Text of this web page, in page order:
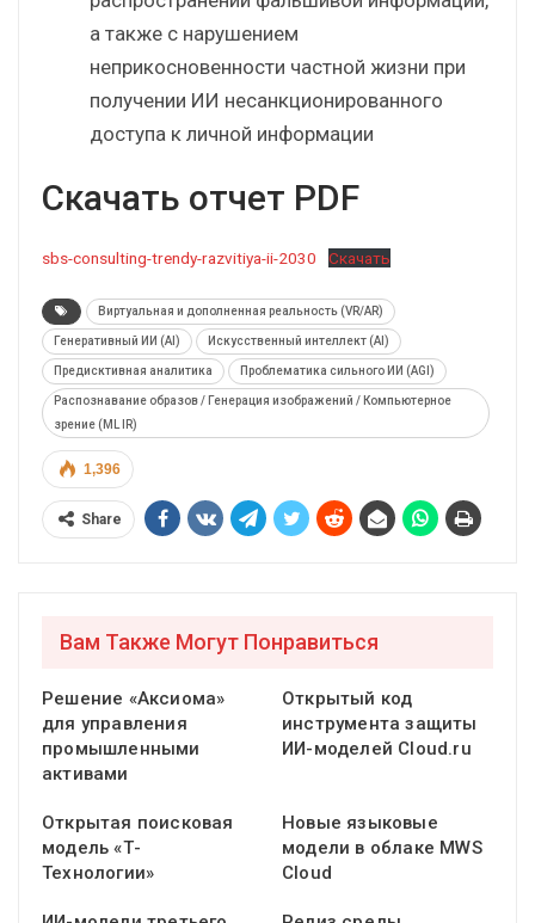
а также с нарушением
неприкосновенности частной жизни при
получении ИИ несанкционированного
доступа к личной информации
Скачать отчет PDF
sbs-consulting-trendy-razvitiya-ii-2030 Скачать
Виртуальная и дополненная реальность (VR/AR)
Генеративный ИИ (AI) Искусственный интеллект (AI)
Предисктивная аналитика Проблематика сильного ИИ (AGI)
Распознавание образов / Генерация изображений / Компьютерное
зрение (ML IR)
1,396
Share
Вам Также Могут Понравиться
Решение «Аксиома»
для управления
промышленными
активами
Открытый код
инструмента защиты
ИИ-моделей Cloud.ru
Открытая поисковая
модель «Т-
Технологии»
Новые языковые
модели в облаке MWS
Cloud